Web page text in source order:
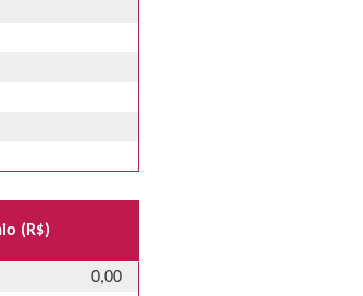
(R$)
0,00